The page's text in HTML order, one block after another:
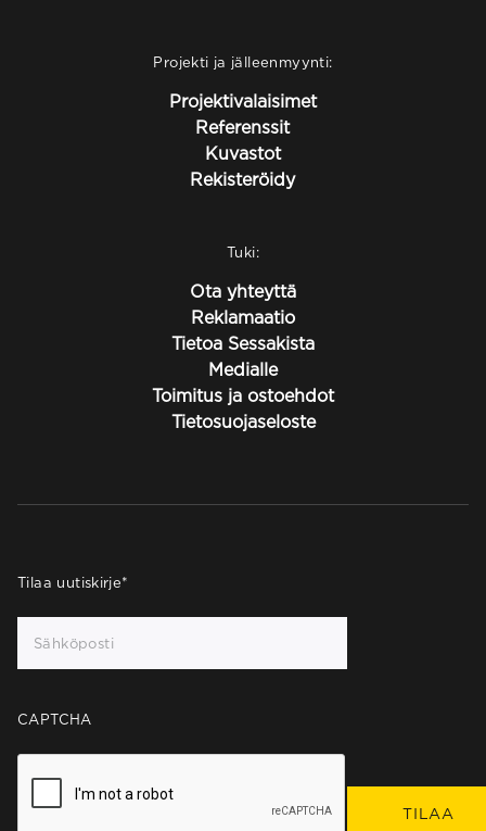
Projekti ja jälleenmyynti:
Projektivalaisimet
Referenssit
Kuvastot
Rekisteröidy
Tuki:
Ota yhteyttä
Reklamaatio
Tietoa Sessakista
Medialle
Toimitus ja ostoehdot
Tietosuojaseloste
Tilaa uutiskirje*
CAPTCHA